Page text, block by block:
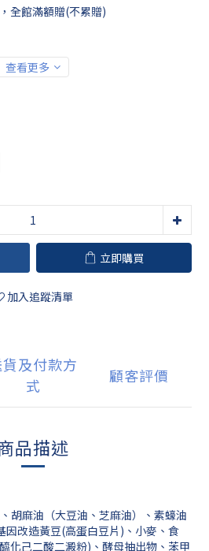
全館滿額贈(不累贈)
查看更多
立即購買
加入追蹤清單
及付款方
式
顧客評價
品描述
胡麻油（大豆油、芝麻油）、素蠔油
因改造黃豆(高蛋白豆片)、小麥、食
化己二酸二澱粉)、酵母抽出物、苯甲